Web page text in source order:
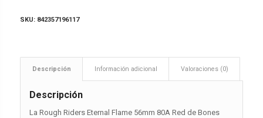
SKU: 842357196117
Descripción Información adicional Valoraciones (0)
Descripción
La Rough Riders Eternal Flame 56mm 80A Red de Bones